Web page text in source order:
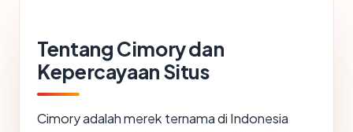
Tentang Cimory dan
Kepercayaan Situs
Cimory adalah merek ternama di Indonesia